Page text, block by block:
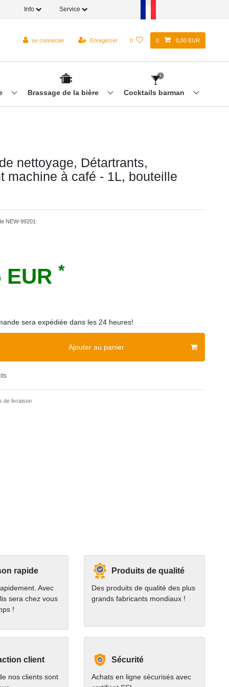
Info Service
se connecter Enregistrer 0 0 0,00 EUR
Brassage de la bière Cocktails barman
nettoyage, Détartrants,
machine à café - 1L, bouteille
NEW-99201
EUR *
sera expédiée dans les 24 heures!
Ajouter au panier
de livraison
rapide
Avec
sera chez vous
!
Produits de qualité
Des produits de qualité des plus
grands fabricants mondiaux !
client
nos clients sont
Sécurité
Achats en ligne sécurisés avec